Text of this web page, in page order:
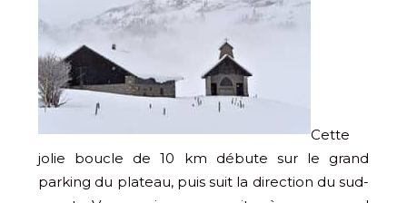
Cette
jolie boucle de 10 km débute sur le grand
parking du plateau, puis suit la direction du sud-